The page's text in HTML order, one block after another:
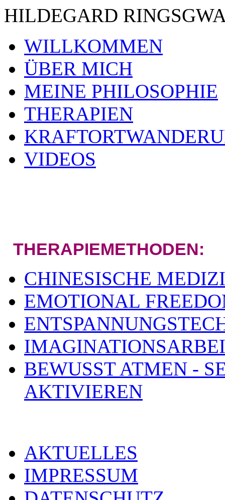
HILDEGARD
WILLKOMMEN
ÜBER MICH
MEINE PHILOSOPHIE
THERAPIEN
VIDEOS
THERAPIEMETHODEN:
CHINESISCHE
EMOTIONAL
BEWUSST ATMEN -
AKTIVIEREN
AKTUELLES
IMPRESSUM